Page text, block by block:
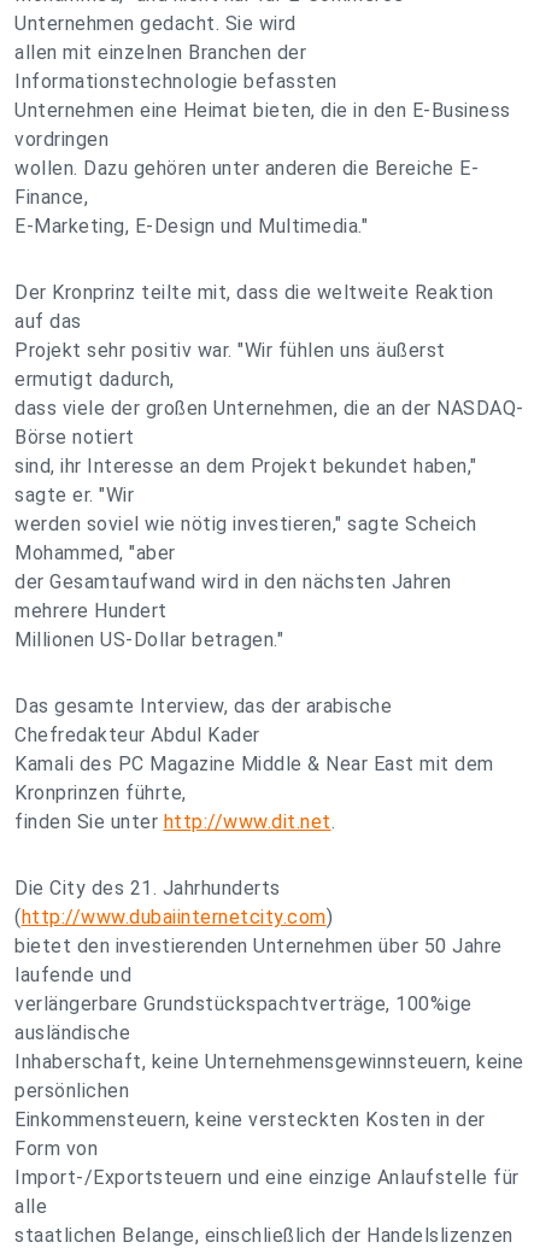
Unternehmen gedacht. Sie wird
allen mit einzelnen Branchen der
Informationstechnologie befassten
Unternehmen eine Heimat bieten, die in den E-Business
vordringen
wollen. Dazu gehören unter anderen die Bereiche E-
Finance,
E-Marketing, E-Design und Multimedia."
Der Kronprinz teilte mit, dass die weltweite Reaktion
auf das
Projekt sehr positiv war. "Wir fühlen uns äußerst
ermutigt dadurch,
dass viele der großen Unternehmen, die an der NASDAQ-
Börse notiert
sind, ihr Interesse an dem Projekt bekundet haben,"
sagte er. "Wir
werden soviel wie nötig investieren," sagte Scheich
Mohammed, "aber
der Gesamtaufwand wird in den nächsten Jahren
mehrere Hundert
Millionen US-Dollar betragen."
Das gesamte Interview, das der arabische
Chefredakteur Abdul Kader
Kamali des PC Magazine Middle & Near East mit dem
Kronprinzen führte,
finden Sie unter http://www.dit.net.
Die City des 21. Jahrhunderts
(http://www.dubaiinternetcity.com)
bietet den investierenden Unternehmen über 50 Jahre
laufende und
verlängerbare Grundstückspachtverträge, 100%ige
ausländische
Inhaberschaft, keine Unternehmensgewinnsteuern, keine
persönlichen
Einkommensteuern, keine versteckten Kosten in der
Form von
Import-/Exportsteuern und eine einzige Anlaufstelle für
alle
staatlichen Belange, einschließlich der Handelslizenzen